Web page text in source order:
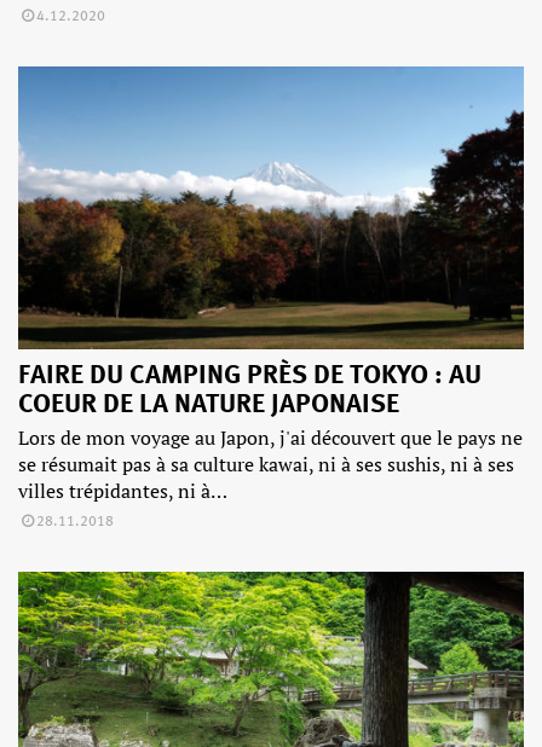
4.12.2020
FAIRE DU CAMPING PRÈS DE TOKYO : AU
COEUR DE LA NATURE JAPONAISE
Lors de mon voyage au Japon, j'ai découvert que le pays ne
se résumait pas à sa culture kawai, ni à ses sushis, ni à ses
villes trépidantes, ni à…
28.11.2018